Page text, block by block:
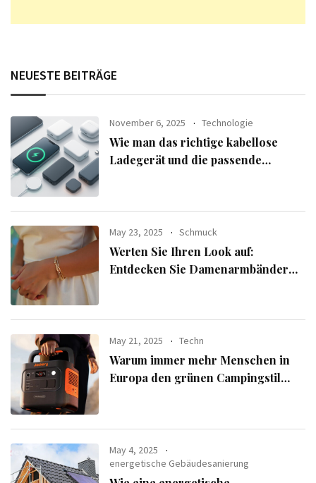
NEUESTE BEITRÄGE
November 6, 2025 Technologie
Wie man das richtige kabellose
Ladegerät und die passende
May 23, 2025 Schmuck
Werten Sie Ihren Look auf:
Entdecken Sie Damenarmbänder
May 21, 2025 Techn
Warum immer mehr Menschen in
Europa den grünen Campingstil
May 4, 2025
energetische Gebäudesanierung